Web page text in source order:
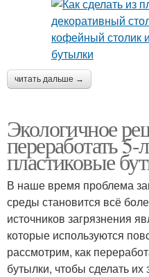
читать дальше →
Экологичное
переработать
пластиковые
В наше время проблема
среды становится всё
источников загрязнения
которые используются
рассмотрим, как
бутылки, чтобы сделать их